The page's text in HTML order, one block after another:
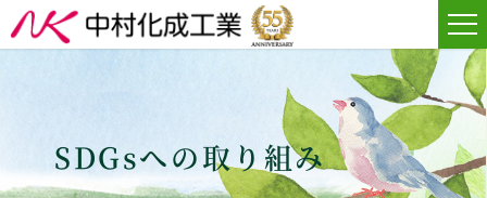
SDGsへの取り組み